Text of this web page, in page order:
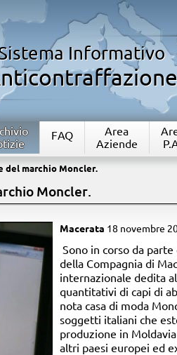
Informativo
FAQ
Area
Aziende
del marchio Moncler.
Moncler.
Macerata 18 novembre
Sono in corso da
della Compagnia di
internazionale dedita
quantitativi di capi di
nota casa di moda
soggetti italiani che
produzione in
altri paesi europei ed